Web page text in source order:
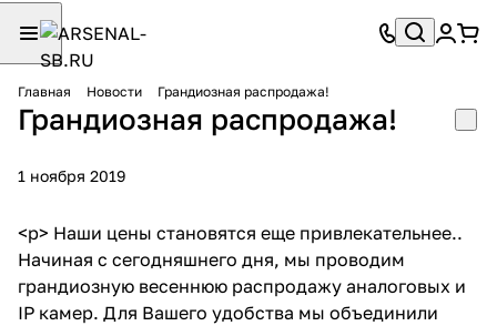
Главная Новости Грандиозная распродажа!
Грандиозная распродажа!
1 ноября 2019
<p> Наши цены становятся еще привлекательнее..
Начиная с сегодняшнего дня, мы проводим
грандиозную весеннюю распродажу аналоговых и
IP камер. Для Вашего удобства мы объединили